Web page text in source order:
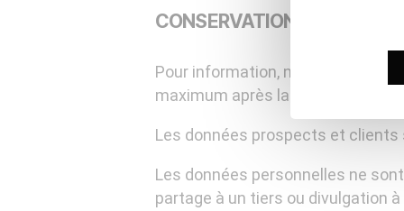
CONSERVATION ET DURÉE
Pour information, notre Durée
maximum après la clôture de votre
Les données prospects et
Les données personnelles ne
partage à un tiers ou divulgation